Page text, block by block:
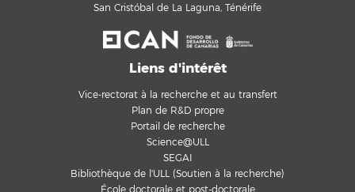
San Cristóbal de La Laguna, Ténérife
Liens d'intérêt
Vice-rectorat à la recherche et au transfert
Plan de R&D propre
Portail de recherche
Science@ULL
SEGAI
Bibliothèque de l'ULL (Soutien à la recherche)